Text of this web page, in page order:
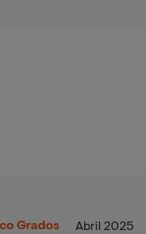
Grados Abril 2025